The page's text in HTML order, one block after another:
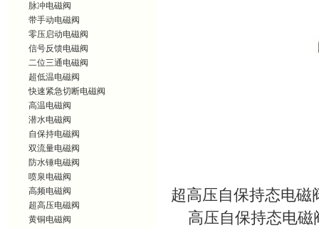
脉冲电磁阀
带手动电磁阀
零压启动电磁阀
信号反馈电磁阀
二位三通电磁阀
超低温电磁阀
快速紧急切断电磁阀
高温电磁阀
潜水电磁阀
自保持电磁阀
双流量电磁阀
防水锤电磁阀
喷泉电磁阀
高频电磁阀
超高压电磁阀
黄铜电磁阀
超高压自保持态电磁
高压自保持态电磁